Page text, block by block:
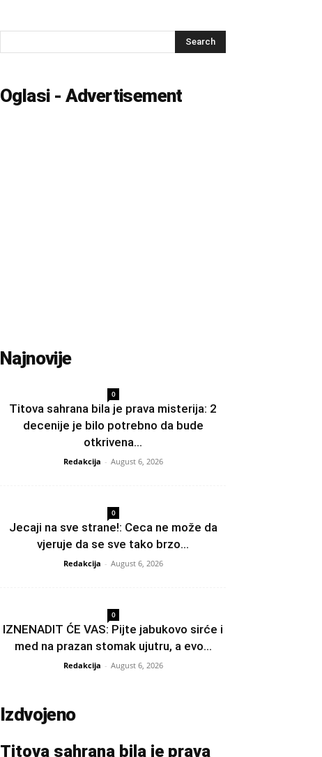
Oglasi - Advertisement
Najnovije
0
Titova sahrana bila je prava misterija: 2
decenije je bilo potrebno da bude
otkrivena...
Redakcija - August 6, 2026
0
Jecaji na sve strane!: Ceca ne može da
vjeruje da se sve tako brzo...
Redakcija - August 6, 2026
0
IZNENADIT ĆE VAS: Pijte jabukovo sirće i
med na prazan stomak ujutru, a evo...
Redakcija - August 6, 2026
Izdvojeno
Titova sahrana bila je prava